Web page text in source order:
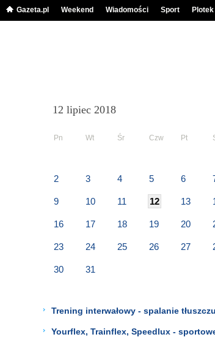
Gazeta.pl Weekend Wiadomości Sport Plotek
12 lipiec 2018
Pn Wt Śr Czw Pt
2 3 4 5 6
9 10 11 12 13
16 17 18 19 20
23 24 25 26 27
30 31
Trening interwałowy - spalanie
Yourflex, Trainflex, Speedlux -